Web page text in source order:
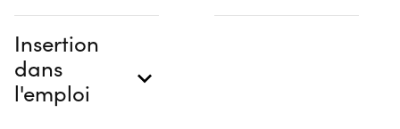
Insertion
dans
l'emploi